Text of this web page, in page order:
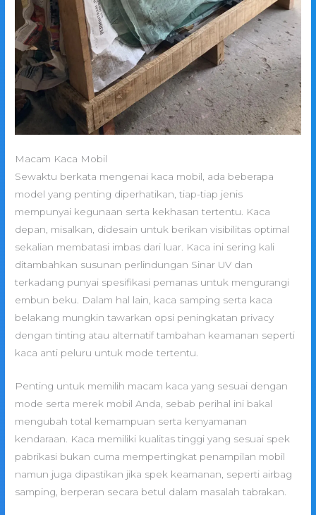
Macam Kaca Mobil
Sewaktu berkata mengenai kaca mobil, ada beberapa
model yang penting diperhatikan, tiap-tiap jenis
mempunyai kegunaan serta kekhasan tertentu. Kaca
depan, misalkan, didesain untuk berikan visibilitas optimal
sekalian membatasi imbas dari luar. Kaca ini sering kali
ditambahkan susunan perlindungan Sinar UV dan
terkadang punyai spesifikasi pemanas untuk mengurangi
embun beku. Dalam hal lain, kaca samping serta kaca
belakang mungkin tawarkan opsi peningkatan privacy
dengan tinting atau alternatif tambahan keamanan seperti
kaca anti peluru untuk mode tertentu.
Penting untuk memilih macam kaca yang sesuai dengan
mode serta merek mobil Anda, sebab perihal ini bakal
mengubah total kemampuan serta kenyamanan
kendaraan. Kaca memiliki kualitas tinggi yang sesuai spek
pabrikasi bukan cuma mempertingkat penampilan mobil
namun juga dipastikan jika spek keamanan, seperti airbag
samping, berperan secara betul dalam masalah tabrakan.